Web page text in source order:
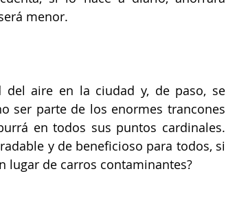
menor.
aire en la ciudad y, de paso, se
ser parte de los enormes trancones
en todos sus puntos cardinales.
y de beneficioso para todos, si
lugar de carros contaminantes?